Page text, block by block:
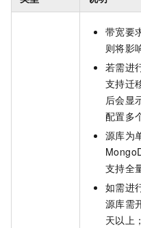
带宽要
则将影
若需进
支持迁
后会显
配置多
源库为
支持全
如需进
源库需
天以上